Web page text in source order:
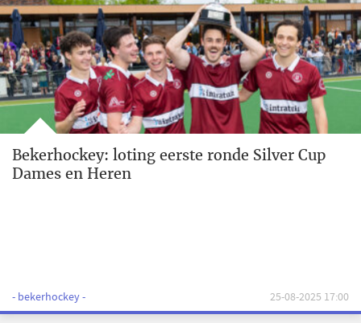
Bekerhockey: loting eerste ronde Silver Cup
Dames en Heren
- bekerhockey - 25-08-2025 17:00